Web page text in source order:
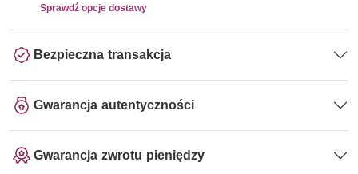
Sprawdź opcje dostawy
Bezpieczna transakcja
Gwarancja autentyczności
Gwarancja zwrotu pieniędzy